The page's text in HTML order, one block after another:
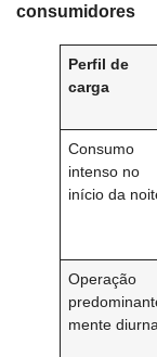
consumidores
Perfil de
carga
Consumo
intenso no
início da
Operação
mente diurna